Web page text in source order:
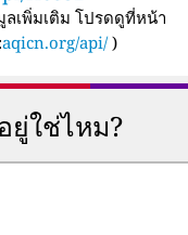
เพิ่มเติม โปรดดูที่หน้า
aqicn.org/api/ )
ยู่ใช่ไหม?